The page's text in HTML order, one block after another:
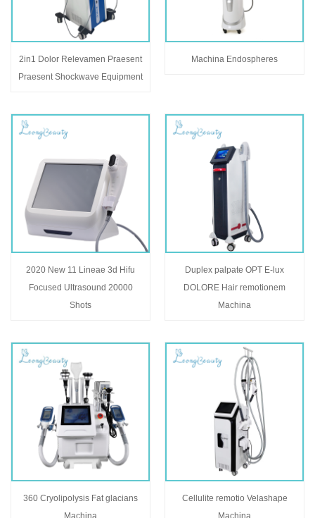
2in1 Dolor Relevamen Praesent
Praesent Shockwave Equipment
Machina Endospheres
2020 New 11 Lineae 3d Hifu
Focused Ultrasound 20000
Shots
Duplex palpate OPT E-lux
DOLORE Hair remotionem
Machina
360 Cryolipolysis Fat glacians
Machina
Cellulite remotio Velashape
Machina